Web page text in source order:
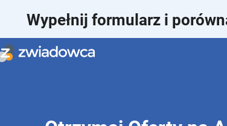
Wypełnij formularz i